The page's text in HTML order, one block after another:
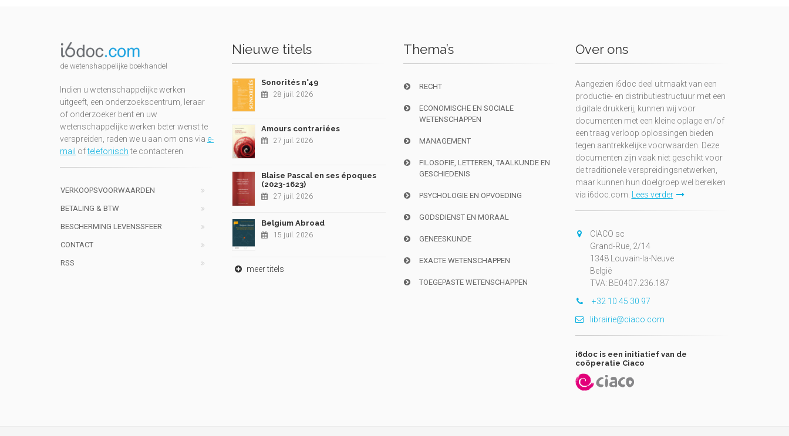
de wetenshappelijke boekhandel
Indien u wetenschappelijke werken
uitgeeft, een onderzoekscentrum, leraar
of onderzoeker bent en uw
wetenschappelijke werken beter wenst te
verspreiden, raden we u aan om ons via e-
mail oftelefonischte contacteren
VERKOOPSVOORWAARDEN
BETALING & BTW
BESCHERMING LEVENSSFEER
CONTACT
RSS
Nieuwe titels
Sonorités n°49
28 juil. 2026
Amours contrariées
27 juil. 2026
Blaise Pascal en ses époques
(2023-1623)
27 juil. 2026
Belgium Abroad
15 juil. 2026
meer titels
Thema’s
RECHT
ECONOMISCHE EN SOCIALE
WETENSCHAPPEN
MANAGEMENT
FILOSOFIE, LETTEREN, TAALKUNDE EN
GESCHIEDENIS
PSYCHOLOGIE EN OPVOEDING
GODSDIENST EN MORAAL
GENEESKUNDE
EXACTE WETENSCHAPPEN
TOEGEPASTE WETENSCHAPPEN
Over ons
Aangezien i6doc deel uitmaakt van een
productie- en distributiestructuur met een
digitale drukkerij, kunnen wij voor
documenten met een kleine oplage en/of
een traag verloop oplossingen bieden
tegen aantrekkelijke voorwaarden. Deze
documenten zijn vaak niet geschikt voor
de traditionele verspreidingsnetwerken,
maar kunnen hun doelgroep wel bereiken
via i6doc.com.
Lees verder
CIACO sc
Grand-Rue, 2/14
1348 Louvain-la-Neuve
België
TVA: BE0407.236.187
+32 10 45 30 97
librairie@ciaco.com
i6doc is een initiatief van de
coöperatie Ciaco